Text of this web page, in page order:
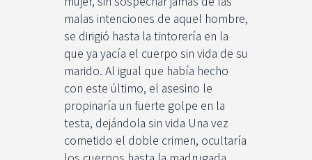
malas intenciones de aquel hombre,
se dirigió hasta la tintorería en la
que ya yacía el cuerpo sin vida de su
marido. Al igual que había hecho
con este último, el asesino le
propinaría un fuerte golpe en la
testa, dejándola sin vida Una vez
cometido el doble crimen, ocultaría